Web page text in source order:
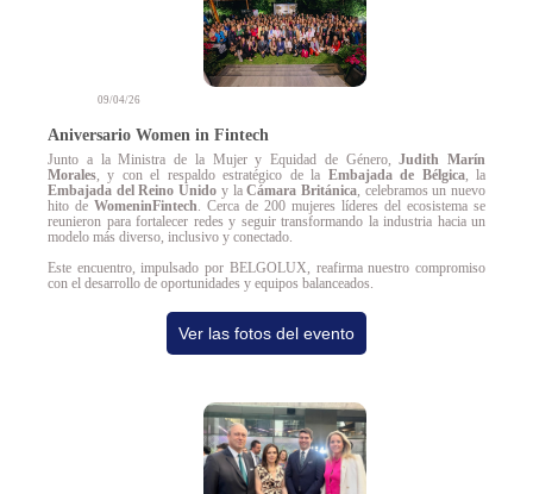
09/04/26
Aniversario Women in Fintech
Junto a la Ministra de la Mujer y Equidad de Género,Judith Marín
Morales, y con el respaldo estratégico de la Embajada de Bélgica, la
Embajada del Reino Unido y laCámara Británica, celebramos un nuevo
hito de WomeninFintech. Cerca de 200 mujeres líderes del ecosistema se
reunieron para fortalecer redes y seguir transformando la industria hacia un
modelo más diverso, inclusivo y conectado.
Este encuentro, impulsado por BELGOLUX, reafirma nuestro compromiso
con el desarrollo de oportunidades y equipos balanceados.
Ver las fotos del evento